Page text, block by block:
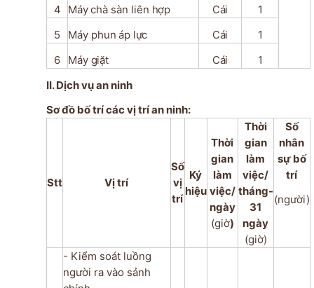
4
Máychà sàn liên hợp Cái
1
5
Máy phun áp lực Cái
1
6
Máy giặt Cái
1
II. Dịch vụ an ninh
Sơ đồ bố trí các vị trí an ninh:
Stt Vị trí
Số
vị
trí
Ký
hiệu
Thời
gian
làm
việc/
ngày
(giờ)
Thời
gian
làm
việc/
tháng-
31
ngày
(giờ)
Số
nhân
sự bố
trí
(người)
- Kiểm soát luồng
người ra vào sảnh